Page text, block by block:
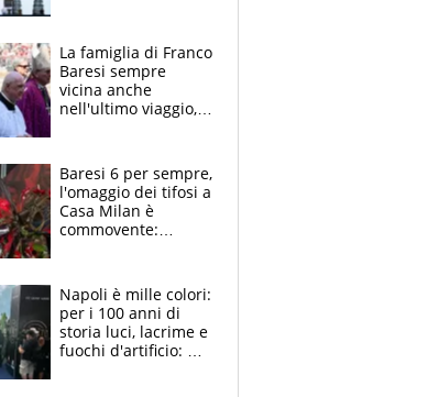
La famiglia di Franco
Baresi sempre
vicina anche
nell'ultimo viaggio,
circondati
dall'affetto dei tifosi
Baresi 6 per sempre,
l'omaggio dei tifosi a
Casa Milan è
commovente:
bigliettini
Napoli è mille colori:
per i 100 anni di
storia luci, lacrime e
fuochi d'artificio: De